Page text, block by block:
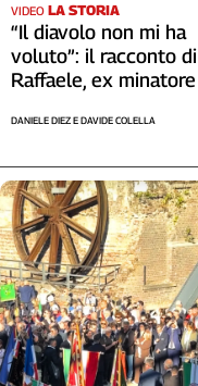
Liguria
Lombardia
Marche
Puglia
Sicilia
Toscana
Trentino
Umbria
Valle
D'Aosta
Veneto
VIDEO LA STORIA
“Il diavolo non mi ha
voluto”: il racconto di
Raffaele, ex minatore
DANIELE DIEZ E DAVIDE COLELLA